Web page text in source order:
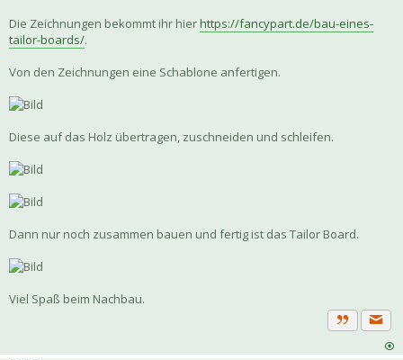
Die Zeichnungen bekommt ihr hierhttps://fancypart.de/bau-eines-
tailor-boards/.
Von den Zeichnungen eine Schablone anfertigen.
Diese auf das Holz übertragen, zuschneiden und schleifen.
Dann nur noch zusammen bauen und fertig ist das Tailor Board.
Viel Spaß beim Nachbau.
Zitat